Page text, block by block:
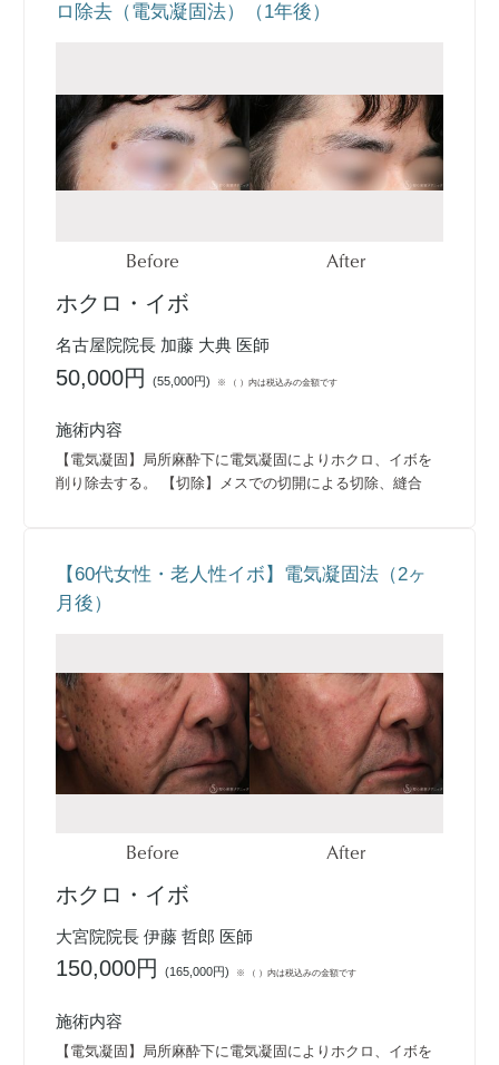
ロ除去（電気凝固法）（1年後）
Before After
ホクロ・イボ
名古屋院院長 加藤 大典 医師
50,000円(55,000円) ※ （ ）内は税込みの金額です
施術内容
【電気凝固】局所麻酔下に電気凝固によりホクロ、イボを
削り除去する。 【切除】メスでの切開による切除、縫合
【60代女性・老人性イボ】電気凝固法（2ヶ
月後）
Before After
ホクロ・イボ
大宮院院長 伊藤 哲郎 医師
150,000円(165,000円) ※ （ ）内は税込みの金額です
施術内容
【電気凝固】局所麻酔下に電気凝固によりホクロ、イボを